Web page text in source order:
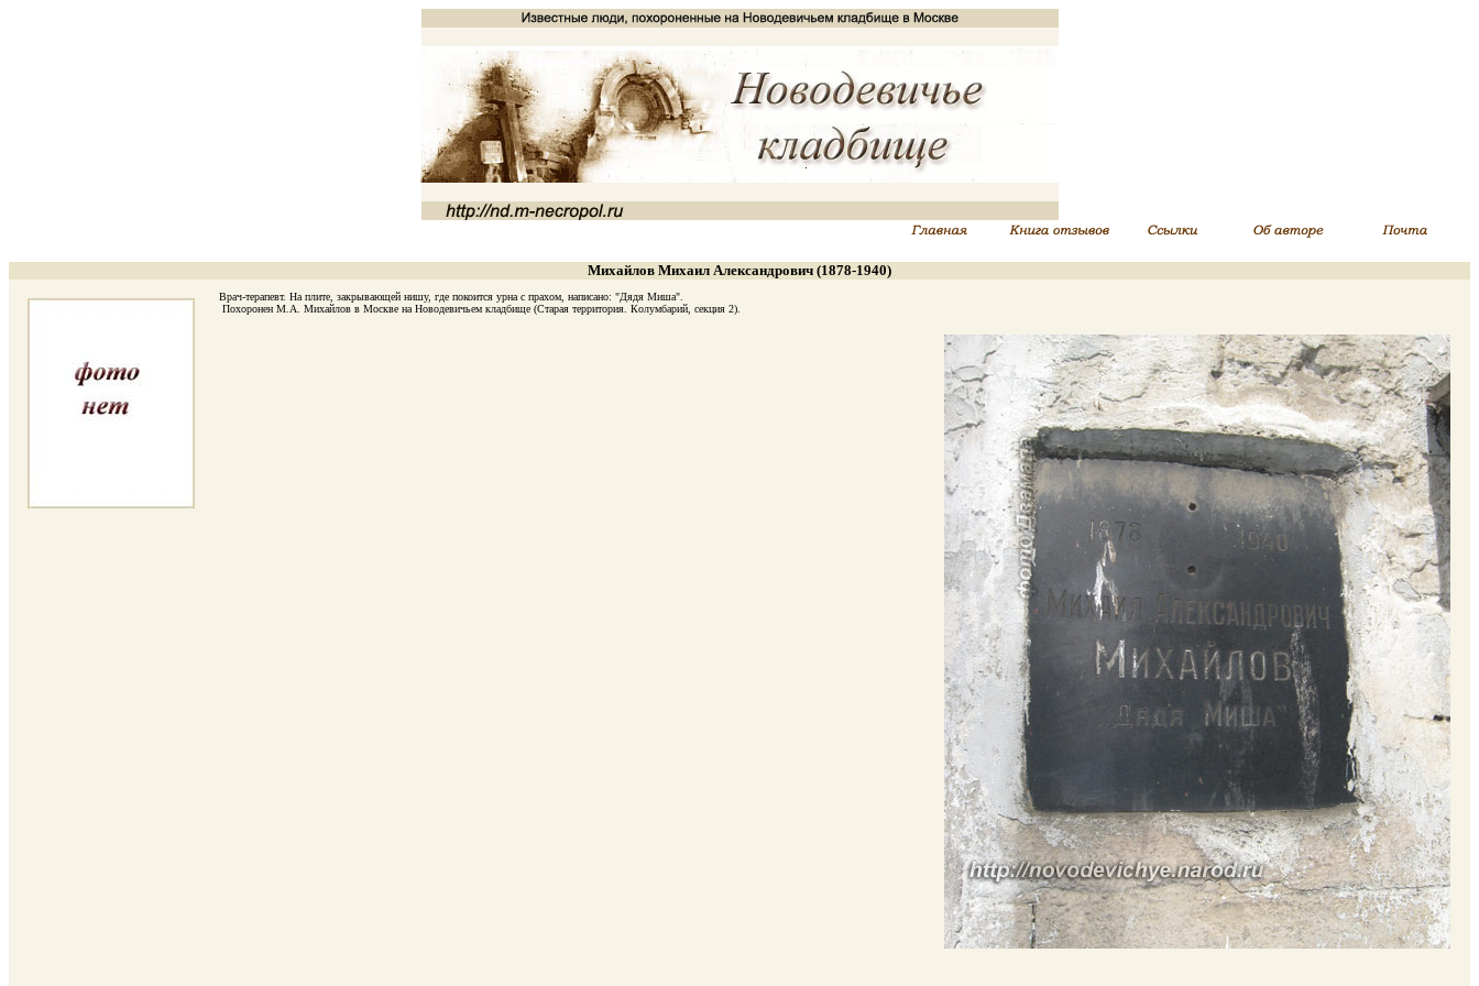
Михайлов Михаил Александрович (1878-1940)
Врач-терапевт. На плите, закрывающей нишу, где покоится урна с прахом, написано: "Дядя Миша".
Похоронен М.А. Михайлов в Москве на Новодевичьем кладбище (Старая территория. Колумбарий, секция 2).